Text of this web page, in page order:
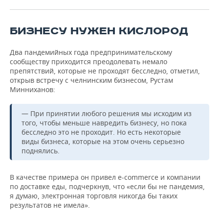
ХОККЕЙ С МЯЧОМ
ПРОИСШЕСТВИЯ
БИЗНЕСУ НУЖЕН КИСЛОРОД
Два пандемийных года предпринимательскому
сообществу приходится преодолевать немало
препятствий, которые не проходят бесследно, отметил,
открыв встречу с челнинским бизнесом, Рустам
Минниханов:
— При принятии любого решения мы исходим из
того, чтобы меньше навредить бизнесу, но пока
бесследно это не проходит. Но есть некоторые
виды бизнеса, которые на этом очень серьезно
поднялись.
В качестве примера он привел e-commerce и компании
по доставке еды, подчеркнув, что «если бы не пандемия,
я думаю, электронная торговля никогда бы таких
результатов не имела».